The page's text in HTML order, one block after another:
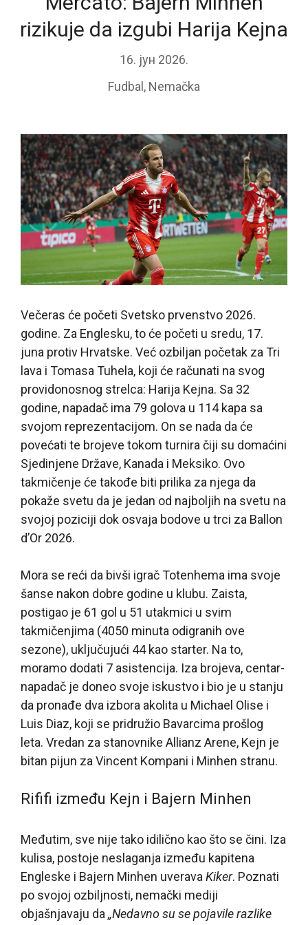
rizikuje da izgubi Harija Kejna
16. јун 2026.
Fudbal , Nemačka
Večeras će početi Svetsko prvenstvo 2026.
godine. Za Englesku, to će početi u sredu, 17.
juna protiv Hrvatske. Već ozbiljan početak za Tri
lava i Tomasa Tuhela, koji će računati na svog
providonosnog strelca: Harija Kejna. Sa 32
godine, napadač ima 79 golova u 114 kapa sa
svojom reprezentacijom. On se nada da će
povećati te brojeve tokom turnira čiji su domaćini
Sjedinjene Države, Kanada i Meksiko. Ovo
takmičenje će takođe biti prilika za njega da
pokaže svetu da je jedan od najboljih na svetu na
svojoj poziciji dok osvaja bodove u trci za Ballon
d’Or 2026.
Mora se reći da bivši igrač Totenhema ima svoje
šanse nakon dobre godine u klubu. Zaista,
postigao je 61 gol u 51 utakmici u svim
takmičenjima (4050 minuta odigranih ove
sezone), uključujući 44 kao starter. Na to,
moramo dodati 7 asistencija. Iza brojeva, centar-
napadač je doneo svoje iskustvo i bio je u stanju
da pronađe dva izbora akolita u Michael Olise i
Luis Diaz, koji se pridružio Bavarcima prošlog
leta. Vredan za stanovnike Allianz Arene, Kejn je
bitan pijun za Vincent Kompani i Minhen stranu.
Rififi između Kejn i Bajern Minhen
Međutim, sve nije tako idilično kao što se čini. Iza
kulisa, postoje neslaganja između kapitena
Engleske i Bajern Minhen uverava Kiker. Poznati
po svojoj ozbiljnosti, nemački mediji
objašnjavaju da „Nedavno su se pojavile razlike